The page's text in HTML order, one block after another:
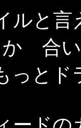
ルと
か 合い
っと